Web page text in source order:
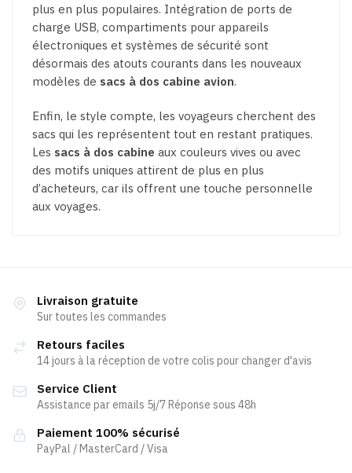
plus en plus populaires. Intégration de ports de
charge USB, compartiments pour appareils
électroniques et systèmes de sécurité sont
désormais des atouts courants dans les nouveaux
modèles de sacs à dos cabine avion.
Enfin, le style compte, les voyageurs cherchent des
sacs qui les représentent tout en restant pratiques.
Les sacs à dos cabine aux couleurs vives ou avec
des motifs uniques attirent de plus en plus
d’acheteurs, car ils offrent une touche personnelle
aux voyages.
Livraison gratuite
Sur toutes les commandes
Retours faciles
14 jours à la réception de votre colis pour changer d'avis
Service Client
Assistance par emails 5j/7 Réponse sous 48h
Paiement 100% sécurisé
PayPal / MasterCard / Visa